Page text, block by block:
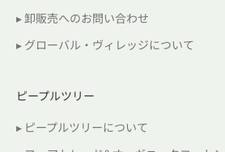
▸ 卸販売へのお問い合わせ
▸ グローバル・ヴィレッジについて
ピープルツリー
▸ ピープルツリーについて